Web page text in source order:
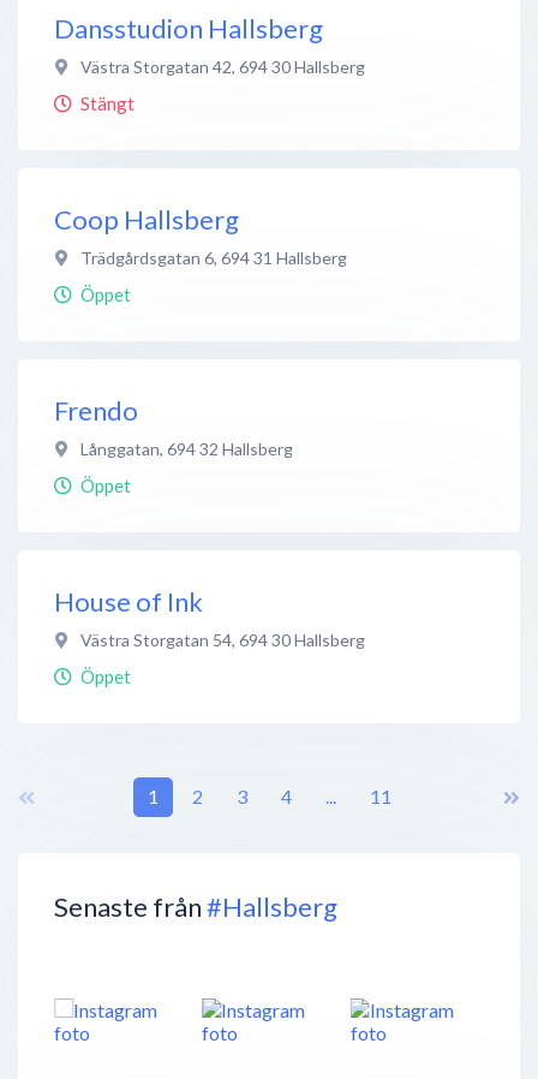
Senaste från#Hallsberg
Dansstudion Hallsberg
Västra Storgatan 42, 694 30Hallsberg
Stängt
Coop Hallsberg
Trädgårdsgatan 6, 694 31 Hallsberg
Öppet
Frendo
Långgatan, 694 32 Hallsberg
Öppet
House of Ink
Västra Storgatan 54, 694 30Hallsberg
Öppet
1 2 3 4 ... 11